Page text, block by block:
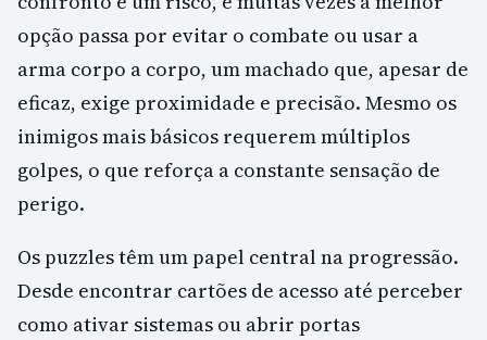
opção passa por evitar o combate ou usar a
arma corpo a corpo, um machado que, apesar de
eficaz, exige proximidade e precisão. Mesmo os
inimigos mais básicos requerem múltiplos
golpes, o que reforça a constante sensação de
perigo.
Os puzzles têm um papel central na progressão.
Desde encontrar cartões de acesso até perceber
como ativar sistemas ou abrir portas